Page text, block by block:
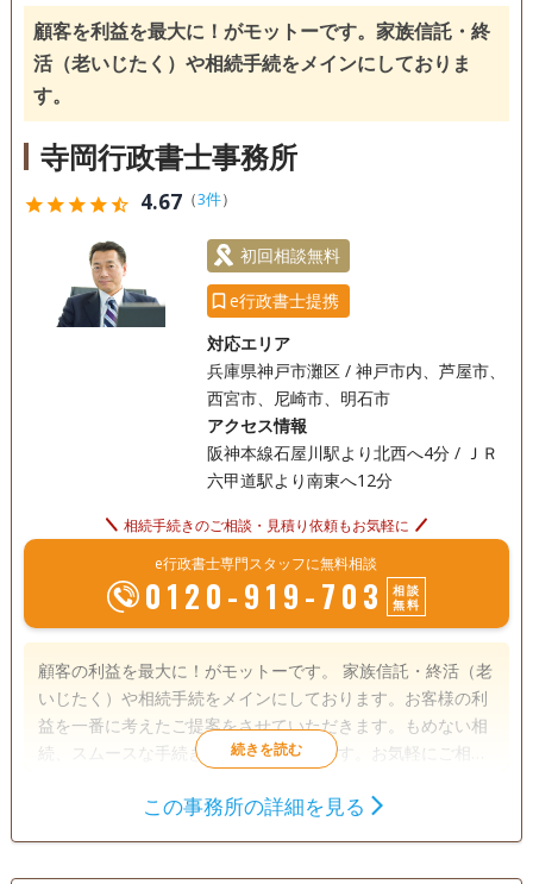
顧客を利益を最大に！がモットーです。家族信託・終
活（老いじたく）や相続手続をメインにしておりま
す。
寺岡行政書士事務所
starstarstarstarstar_half 4.67（3件）
初回相談無料
e行政書士提携
対応エリア
兵庫県神戸市灘区 / 神戸市内、芦屋市、
西宮市、尼崎市、明石市
アクセス情報
阪神本線石屋川駅より北西へ4分 / ＪＲ
六甲道駅より南東へ12分
相続手続きのご相談・見積り依頼もお気軽に
e行政書士専門スタッフに無料相談
0120-919-703
相談
無料
顧客の利益を最大に！がモットーです。 家族信託・終活（老
いじたく）や相続手続をメインにしております。お客様の利
益を一番に考えたご提案をさせていただきます。もめない相
続、スムースな手続きを目指しております。お気軽にご相談
命保険会社を経て 「より専門的かつ広範囲にわたる優れたワ
遺産分割
この事務所の詳細を見る